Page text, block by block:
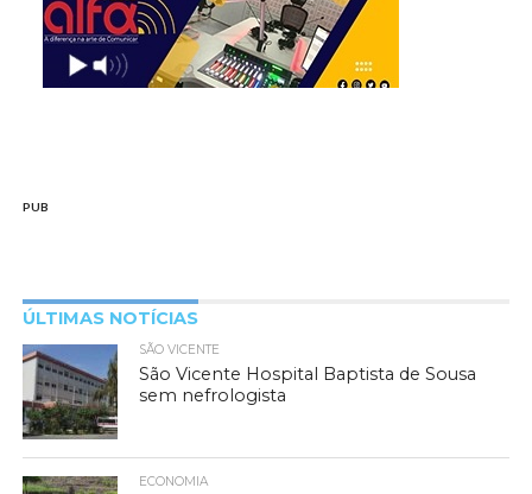
PUB
ÚLTIMAS NOTÍCIAS
SÃO VICENTE
São Vicente Hospital Baptista de Sousa
sem nefrologista
ECONOMIA